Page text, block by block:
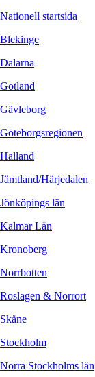
Nationell startsida
Blekinge
Dalarna
Gotland
Gävleborg
Göteborgsregionen
Halland
Jämtland/Härjedalen
Jönköpings län
Kalmar Län
Kronoberg
Norrbotten
Roslagen & Norrort
Skåne
Stockholm
Norra Stockholms län